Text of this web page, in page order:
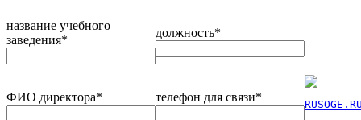
название учебного
заведения*
должность*
ФИО директора* телефон для связи*